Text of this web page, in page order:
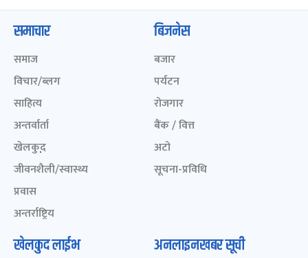
समाचार
समाज
विचार/ब्लग
साहित्य
अन्तर्वार्ता
खेलकुद़़
जीवनशैली/स्वास्थ्य
प्रवास
अन्तर्राष्ट्रिय
बिजनेस
बजार
पर्यटन
रोजगार
बैंक / वित्त
अटो
सूचना-प्रविधि
खेलकुद लाईभ अनलाइनखबर सूची